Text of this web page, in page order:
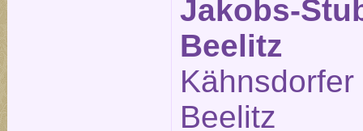
Jakobs-
Beelitz
Beelitz